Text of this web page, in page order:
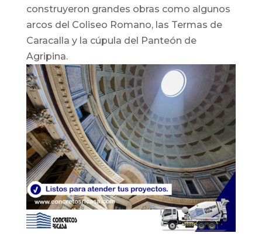
construyeron grandes obras como algunos
arcos del Coliseo Romano, las Termas de
Caracalla y la cúpula del Panteón de
Agripina.